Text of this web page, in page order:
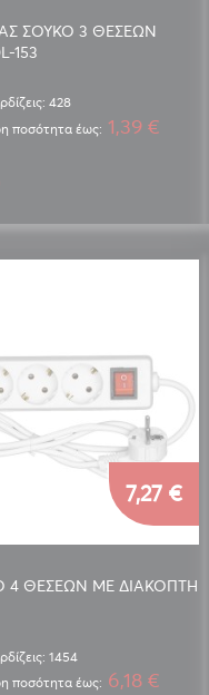
ΣΟΥΚΟ 3 ΘΕΣΕΩΝ
153
428
ποσότητα έως: 1,39 €
4 ΘΕΣΕΩΝ ΜΕ ΔΙΑΚΟΠΤΗ
1454
7,27 €
ποσότητα έως: 6,18 €